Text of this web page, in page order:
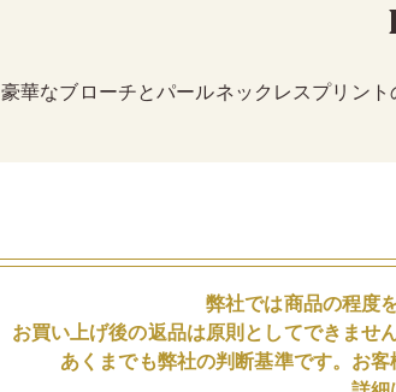
豪華なブローチとパールネックレスプリン
弊社では商品の程度
お買い上げ後の返品は原則としてできませ
あくまでも弊社の判断基準です。お